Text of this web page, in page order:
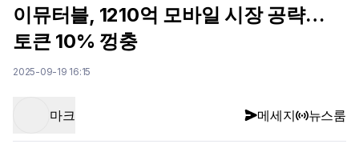
이뮤터블, 1210억 모바일 시장 공략…
토큰 10% 껑충
2025-09-19 16:15
마크 메세지 뉴스룸